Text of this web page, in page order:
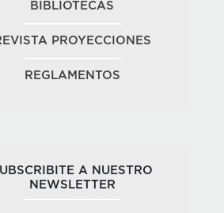
BIBLIOTECAS
PROYECCIONES
REGLAMENTOS
A NUESTRO
NEWSLETTER